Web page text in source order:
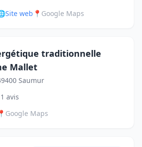
Site web 📍 Google Maps
traditionnelle
Mallet
Saumur
avis
📍 Google Maps